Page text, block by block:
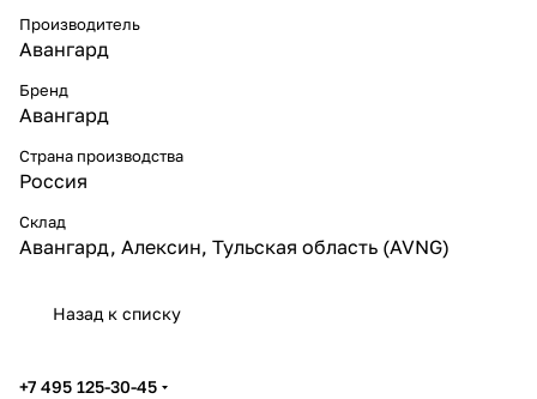
Производитель
Авангард
Бренд
Авангард
Страна производства
Россия
Склад
Авангард, Алексин, Тульская область (AVNG)
Назад к списку
+7 495 125-30-45